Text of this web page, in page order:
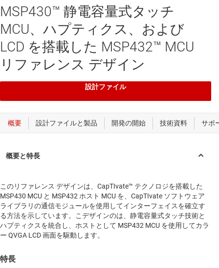
MSP430™ 静電容量式タッチ
MCU、ハプティクス、および
LCD を搭載した MSP432™ MCU
リファレンス デザイン
設計ファイル
このリファレンス デザインは、CapTIvate™ テクノロジを搭載した
MSP430 MCU と MSP432 ホスト MCU を、CapTIvate ソフトウェア
ライブラリの通信モジュールを使用してインターフェイスを確立す
る方法を示しています。こデザインのは、静電容量式タッチ技術と
ハプティクスを統合し、ホストとして MSP432 MCU を使用してカラ
ー QVGA LCD 画面を駆動します。
特長